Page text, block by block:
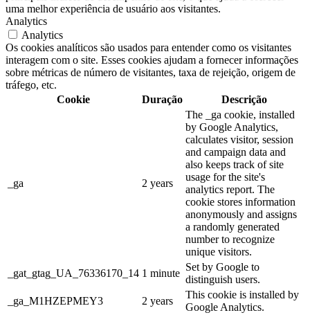
uma melhor experiência de usuário aos visitantes.
Analytics
Analytics
Os cookies analíticos são usados para entender como os visitantes
interagem com o site. Esses cookies ajudam a fornecer informações
sobre métricas de número de visitantes, taxa de rejeição, origem de
tráfego, etc.
Cookie
Duração Descrição
_ga 2 years
The _ga cookie, installed
by Google Analytics,
calculates visitor, session
and campaign data and
also keeps track of site
usage for the site's
analytics report. The
cookie stores information
anonymously and assigns
a randomly generated
number to recognize
unique visitors.
_gat_gtag_UA_76336170_14 1 minute
Set by Google to
distinguish users.
_ga_M1HZEPMEY3
2 years
This cookie is installed by
Google Analytics.